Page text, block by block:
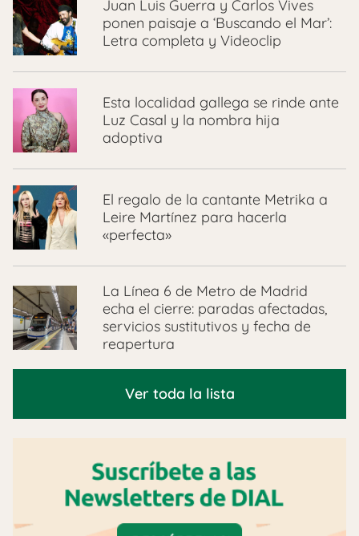
Juan Luis Guerra y Carlos Vives
ponen paisaje a ‘Buscando el Mar’:
Letra completa y Videoclip
Esta localidad gallega se rinde ante
Luz Casal y la nombra hija
adoptiva
El regalo de la cantante Metrika a
Leire Martínez para hacerla
«perfecta»
La Línea 6 de Metro de Madrid
echa el cierre: paradas afectadas,
servicios sustitutivos y fecha de
reapertura
Ver toda la lista